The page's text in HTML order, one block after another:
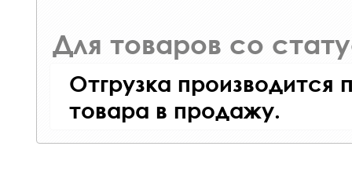
Для товаров со
Отгрузка производится
товара в продажу.